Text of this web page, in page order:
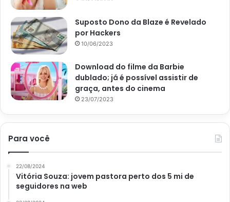
Suposto Dono da Blaze é Revelado
por Hackers
10/06/2023
Download do filme da Barbie
dublado; já é possível assistir de
graça, antes do cinema
23/07/2023
Para você
22/08/2024
Vitória Souza: jovem pastora perto dos 5 mi de
seguidores na web